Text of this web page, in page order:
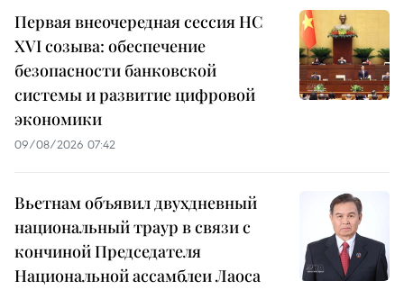
Первая внеочередная сессия НС
XVI созыва: обеспечение
безопасности банковской
системы и развитие цифровой
экономики
09/08/2026 07:42
Вьетнам объявил двухдневный
национальный траур в связи с
кончиной Председателя
Национальной ассамблеи Лаоса